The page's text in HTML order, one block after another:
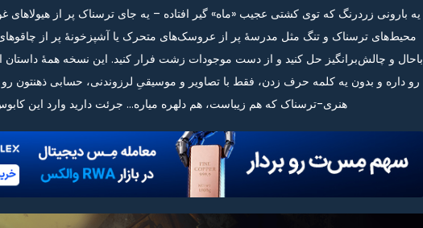
یه بارونی زردرنگ که توی کشتی عجیب «ماه» گیر افتاده – یه جای ترسناک پر از هیولاهای
محیط‌های ترسناک و تنگ مثل مدرسهٔ پر از عروسک‌های متحرک یا آشپزخونهٔ پر از
باحال و چالش‌برانگیز حل کنید و از دست موجودات زشت فرار کنید. این نسخه همهٔ
رو داره و بدون یه کلمه حرف زدن، فقط با تصاویر و موسیقیِ لرزوندنی، حسابی ذهنتون رو
هنری-ترسناک که هم زیباست، هم دلهره میاره… جرئت دارید وارد این